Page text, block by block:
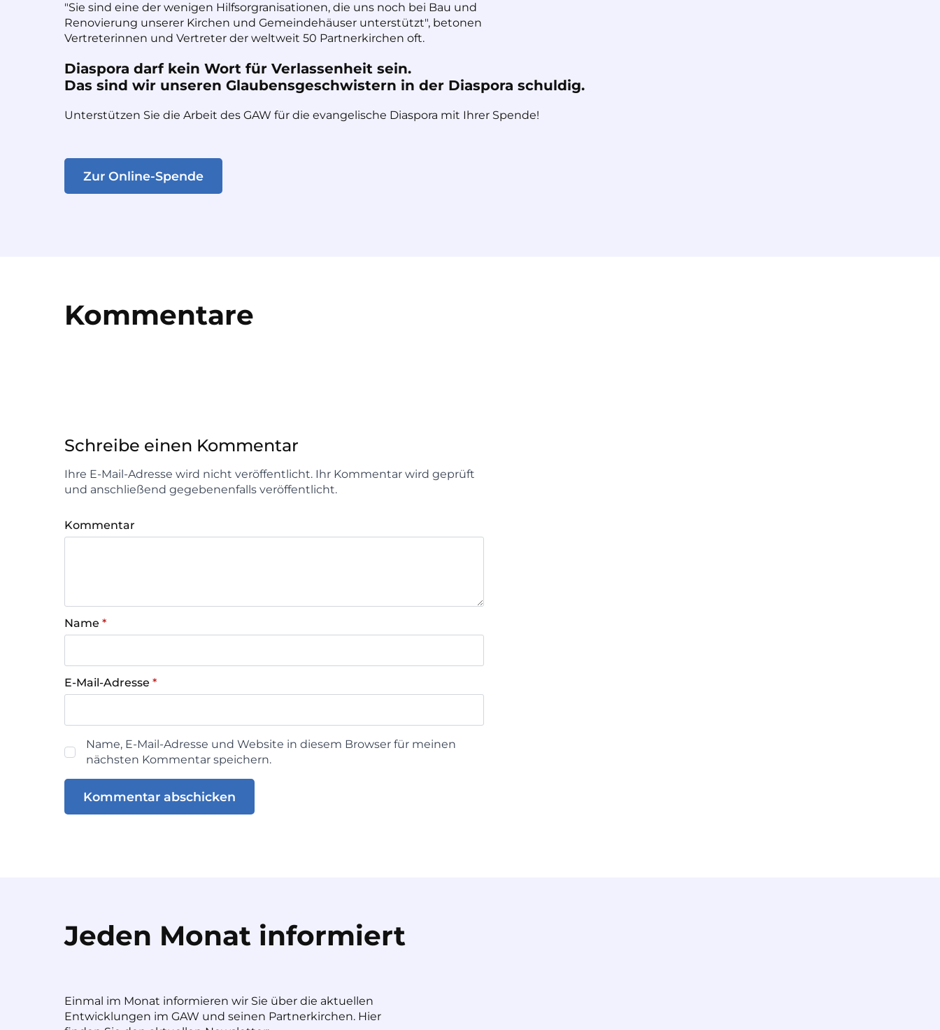
"Sie sind eine der wenigen Hilfsorgranisationen, die uns noch bei Bau und
Renovierung unserer Kirchen und Gemeindehäuser unterstützt", betonen
Vertreterinnen und Vertreter der weltweit 50 Partnerkirchen oft.
Diaspora darf kein Wort für Verlassenheit sein.
Das sind wir unseren Glaubensgeschwistern in der Diaspora schuldig.
Unterstützen Sie die Arbeit des GAW für die evangelische Diaspora mit Ihrer Spende!
Zur Online-Spende
Kommentare
Schreibe einen Kommentar
Ihre E-Mail-Adresse wird nicht veröffentlicht. Ihr Kommentar wird geprüft
und anschließend gegebenenfalls veröffentlicht.
Kommentar
Name *
E-Mail-Adresse *
Name, E-Mail-Adresse und Website in diesem Browser für meinen
nächsten Kommentar speichern.
Jeden Monat informiert
Einmal im Monat informieren wir Sie über die aktuellen
Entwicklungen im GAW und seinen Partnerkirchen. Hier